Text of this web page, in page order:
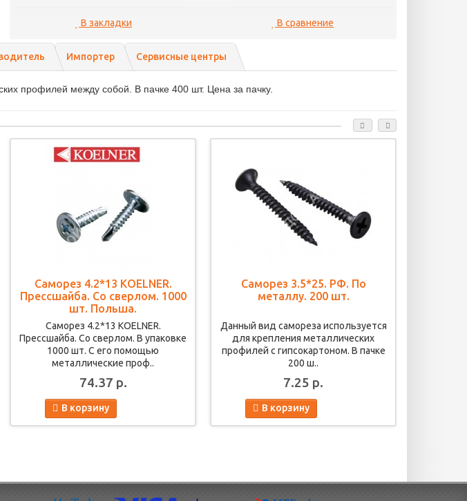
В закладки В сравнение
Импортер Сервисные центры
профилей между собой. В пачке 400 шт. Цена за пачку.
Саморез 4.2*13 KOELNER.
Прессшайба. Со сверлом. 1000
шт. Польша.
Саморез 4.2*13 KOELNER.
Прессшайба. Со сверлом. В упаковке
1000 шт. С его помощью
металлические проф..
74.37 р.
В корзину
Саморез 3.5*25. РФ. По
металлу. 200 шт.
Данный вид самореза используется
для крепления металлических
профилей с гипсокартоном. В пачке
200 ш..
7.25 р.
В корзину